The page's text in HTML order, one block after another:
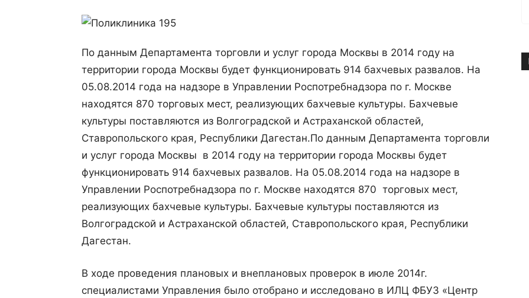
По данным Департамента торговли и услуг города Москвы в 2014 году на
территории города Москвы будет функционировать 914 бахчевых развалов. На
05.08.2014 года на надзоре в Управлении Роспотребнадзора по г. Москве
находятся 870 торговых мест, реализующих бахчевые культуры. Бахчевые
культуры поставляются из Волгоградской и Астраханской областей,
Ставропольского края, Республики Дагестан.По данным Департамента торговли
и услуг города Москвы в 2014 году на территории города Москвы будет
функционировать 914 бахчевых развалов. На 05.08.2014 года на надзоре в
Управлении Роспотребнадзора по г. Москве находятся 870 торговых мест,
реализующих бахчевые культуры. Бахчевые культуры поставляются из
Волгоградской и Астраханской областей, Ставропольского края, Республики
Дагестан.
В ходе проведения плановых и внеплановых проверок в июле 2014г.
специалистами Управления было отобрано и исследовано в ИЛЦ ФБУЗ «Центр